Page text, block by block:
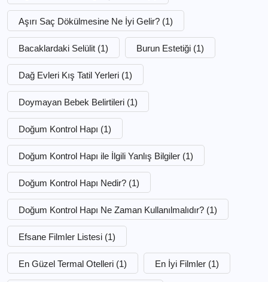
Aşırı Saç Dökülmesine Ne İyi Gelir? (1)
Bacaklardaki Selülit (1) Burun Estetiği (1)
Dağ Evleri Kış Tatil Yerleri (1)
Doymayan Bebek Belirtileri (1)
Doğum Kontrol Hapı (1)
Doğum Kontrol Hapı ile İlgili Yanlış Bilgiler (1)
Doğum Kontrol Hapı Nedir? (1)
Doğum Kontrol Hapı Ne Zaman Kullanılmalıdır? (1)
Efsane Filmler Listesi (1)
En Güzel Termal Otelleri (1) En İyi Filmler (1)